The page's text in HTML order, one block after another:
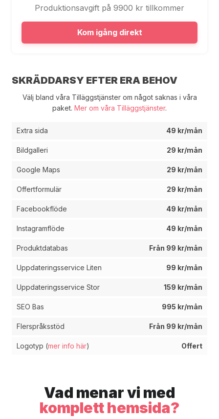
Produktionsavgift på 9900 kr tillkommer
Kom igång direkt
SKRÄDDARSY EFTER ERA BEHOV
Välj bland våra Tilläggstjänster om något saknas i våra
paket. Mer om våra Tilläggstjänster.
Extra sida 49 kr/mån
Bildgalleri 29 kr/mån
Google Maps 29 kr/mån
Offertformulär 29 kr/mån
Facebookflöde 49 kr/mån
Instagramflöde 49 kr/mån
Produktdatabas Från 99 kr/mån
Uppdateringsservice Liten 99 kr/mån
Uppdateringsservice Stor 159 kr/mån
SEO Bas 995 kr/mån
Flerspråksstöd Från 99 kr/mån
Logotyp (mer info här) Offert
Vad menar vi med
komplett hemsida?